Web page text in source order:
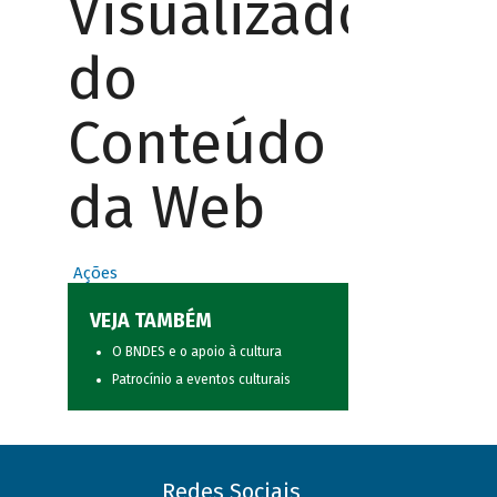
Visualizador
do
Conteúdo
da Web
Ações
VEJA TAMBÉM
O BNDES e o apoio à cultura
Patrocínio a eventos culturais
Redes Sociais